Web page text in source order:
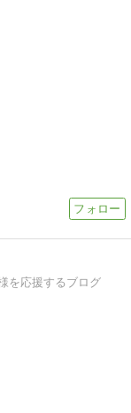
を応援するブログ